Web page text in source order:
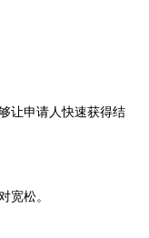
让申请人快速获得结
宽松。